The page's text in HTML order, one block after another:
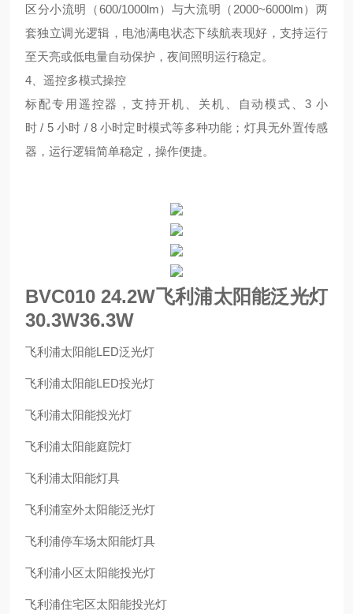
区分小流明（600/1000lm）与大流明（2000~6000lm）两
套独立调光逻辑，电池满电状态下续航表现好，支持运行
至天亮或低电量自动保护，夜间照明运行稳定。
4、遥控多模式操控
标配专用遥控器，支持开机、关机、自动模式、3 小
时 / 5 小时 / 8 小时定时模式等多种功能；灯具无外置传感
器，运行逻辑简单稳定，操作便捷。
BVC010 24.2W飞利浦太阳能泛光灯
30.3W36.3W
飞利浦太阳能LED泛光灯
飞利浦太阳能LED投光灯
飞利浦太阳能投光灯
飞利浦太阳能庭院灯
飞利浦太阳能灯具
飞利浦室外太阳能泛光灯
飞利浦停车场太阳能灯具
飞利浦小区太阳能投光灯
飞利浦住宅区太阳能投光灯